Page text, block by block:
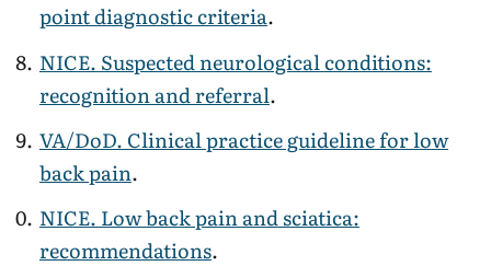
point diagnostic criteria.
NICE. Suspected neurological conditions:
recognition and referral.
VA/DoD. Clinical practice guideline for low
back pain.
NICE. Low back pain and sciatica:
recommendations.